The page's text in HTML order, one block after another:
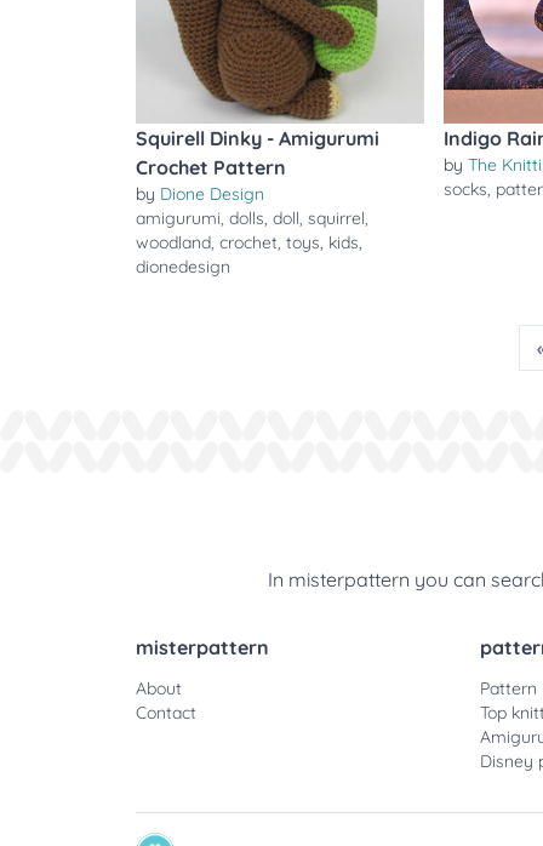
Squirell Dinky - Amigurumi
Crochet Pattern
by Dione Design
amigurumi, dolls, doll, squirrel,
woodland, crochet, toys, kids,
dionedesign
Indigo
byThe
socks,
In misterpattern you can
misterpattern
About
Contact
Pattern
Top
Disney